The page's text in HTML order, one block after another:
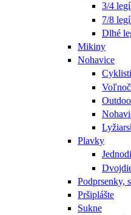
3/4
7/8
Dlhé
Mikiny
Nohavice
Plavky
Podprsenky,
Pršiplášte
Sukne